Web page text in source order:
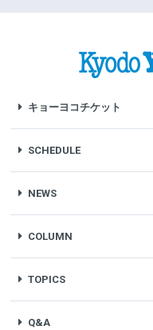
キョーヨコチケット
SCHEDULE
NEWS
COLUMN
TOPICS
Q&A